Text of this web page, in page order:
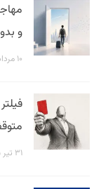
و
۱۰ مرداد ۱۴۰۵
۳۱ تیر ۱۴۰۵